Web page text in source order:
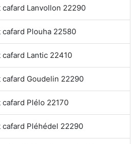
Lanvollon 22290
Plouha 22580
Lantic 22410
Goudelin 22290
Plélo 22170
Pléhédel 22290